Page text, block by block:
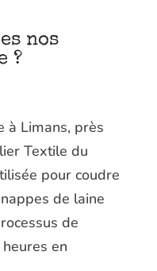
nos
?
à Limans, près
Textile du
pour coudre
de laine
de
en